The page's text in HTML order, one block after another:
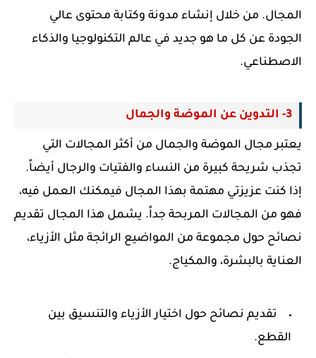
المجال. من خلال إنشاء مدونة وكتابة محتوى عالي
الجودة عن كل ما هو جديد في عالم التكنولوجيا والذكاء
الاصطناعي.
3- التدوين عن الموضة والجمال
يعتبر مجال الموضة والجمال من أكثر المجالات التي
تجذب شريحة كبيرة من النساء والفتيات والرجال أيضاً.
إذا كنت عزيزتي مهتمة بهذا المجال فيمكنك العمل فيه،
فهو من المجالات المربحة جداً. يشمل هذا المجال تقديم
نصائح حول مجموعة من المواضيع الرائجة مثل الأزياء،
العناية بالبشرة، والمكياج.
تقديم نصائح حول اختيار الأزياء والتنسيق بين
القطع.